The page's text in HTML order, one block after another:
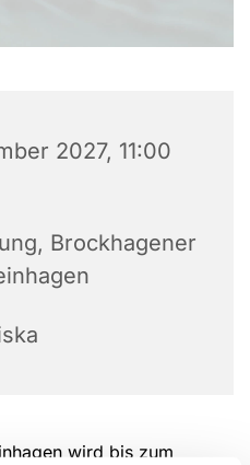
2027, 11:00
Brockhagener
wird bis zum